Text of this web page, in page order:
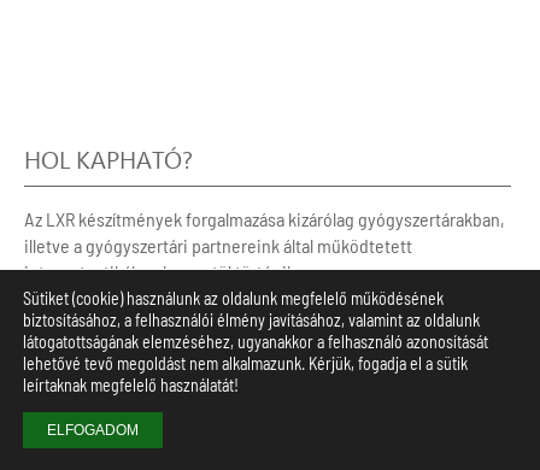
HOL KAPHATÓ?
Az LXR készítmények forgalmazása kizárólag gyógyszertárakban,
illetve a gyógyszertári partnereink által működtetett
internetpatikákon keresztül történik.
gyógyszertár gyógyszertár internetpatikával
Sütiket (cookie) használunk az oldalunk megfelelő működésének
biztosításához, a felhasználói élmény javításához, valamint az oldalunk
látogatottságának elemzéséhez, ugyanakkor a felhasználó azonosítását
lehetővé tevő megoldást nem alkalmazunk. Kérjük, fogadja el a sütik
leírtaknak megfelelő használatát!
ELFOGADOM